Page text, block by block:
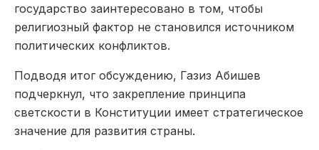
государство заинтересовано в том, чтобы
религиозный фактор не становился источником
политических конфликтов.
Подводя итог обсуждению, Газиз Абишев
подчеркнул, что закрепление принципа
светскости в Конституции имеет стратегическое
значение для развития страны.